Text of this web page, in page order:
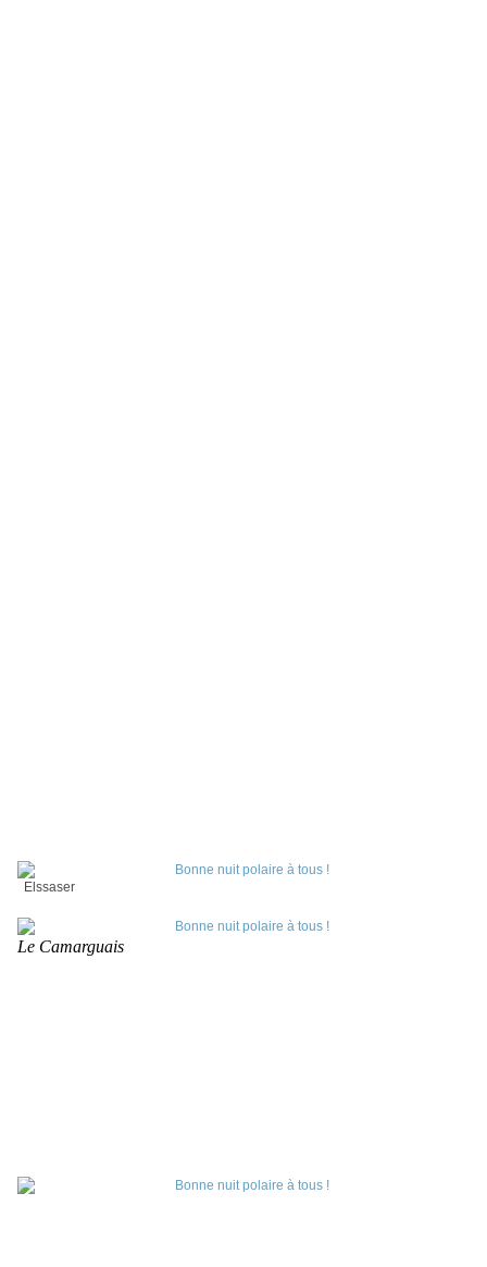
Elssaser
Le Camarguais